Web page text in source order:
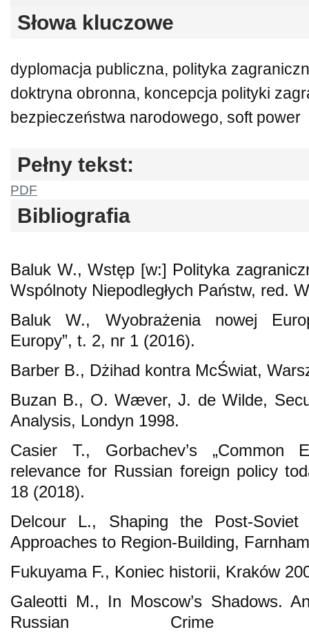
Słowa kluczowe
dyplomacja publiczna, polityka
doktryna obronna, koncepcja polityki
bezpieczeństwa narodowego, soft power
Pełny tekst:
PDF
Bibliografia
Baluk W., Wstęp [w:] Polityka
Wspólnoty Niepodległych Państw, red.
Baluk W., Wyobrażenia nowej
Europy”, t. 2, nr 1 (2016).
Barber B., Dżihad kontra McŚwiat,
Buzan B., O. Wæver, J. de Wilde,
Analysis, Londyn 1998.
Casier T., Gorbachev’s „Common
relevance for Russian foreign policy
18 (2018).
Delcour L., Shaping the Post-
Approaches to Region-Building,
Fukuyama F., Koniec historii, Kraków
Galeotti M., In Moscow’s Shadows.
Russian Crime